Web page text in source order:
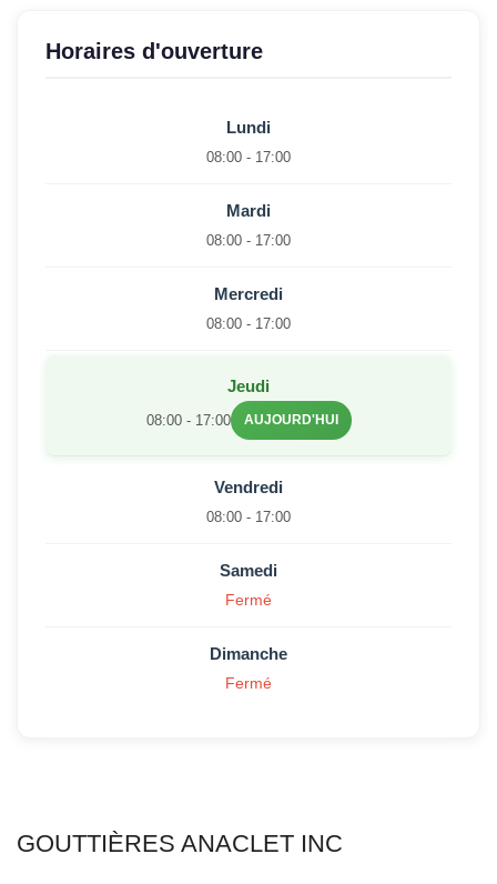
Horaires d'ouverture
Lundi
08:00 - 17:00
Mardi
08:00 - 17:00
Mercredi
08:00 - 17:00
Jeudi
08:00 - 17:00 AUJOURD'HUI
Vendredi
08:00 - 17:00
Samedi
Fermé
Dimanche
Fermé